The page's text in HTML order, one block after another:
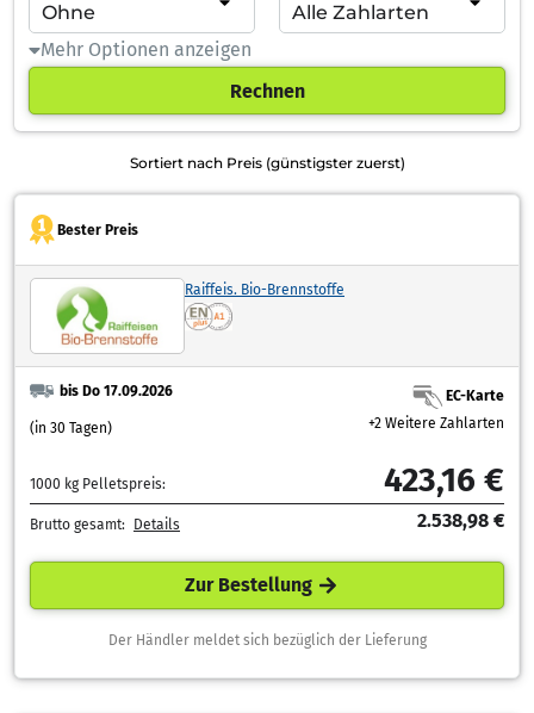
Mehr Optionen anzeigen
Rechnen
Sortiert nach Preis (günstigster zuerst)
Bester Preis
Raiffeis. Bio-Brennstoffe
bis Do 17.09.2026
(in 30 Tagen)
EC-Karte
+2 Weitere Zahlarten
1000 kg Pelletspreis: 423,16 €
Brutto gesamt: Details 2.538,98 €
Zur Bestellung
Der Händler meldet sich bezüglich der Lieferung